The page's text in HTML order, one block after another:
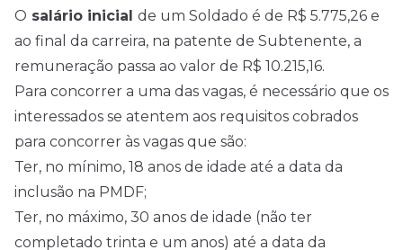
O salário inicial de um Soldado é de R$ 5.775,26 e
ao final da carreira, na patente de Subtenente, a
remuneração passa ao valor de R$ 10.215,16.
Para concorrer a uma das vagas, é necessário que os
interessados se atentem aos requisitos cobrados
para concorrer às vagas que são:
Ter, no mínimo, 18 anos de idade até a data da
inclusão na PMDF;
Ter, no máximo, 30 anos de idade (não ter
completado trinta e um anos) até a data da